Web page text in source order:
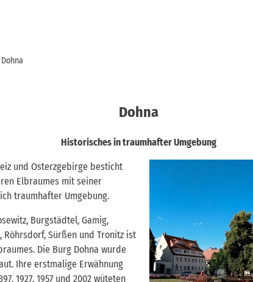
Dohna
Dohna
Historisches in traumhafter Umgebung
und Osterzgebirge besticht
Elbraumes mit seiner
traumhafter Umgebung.
Burgstädtel, Gamig,
Röhrsdorf, Sürßen und Tronitz ist
Die Burg Dohna wurde
Ihre erstmalige Erwähnung
1927, 1957 und 2002 wüteten